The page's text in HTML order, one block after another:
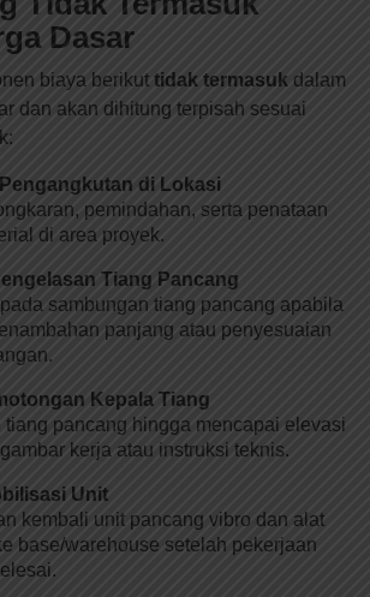
Dasar
biaya berikut tidak termasuk dalam
dan akan dihitung terpisah sesuai
di Lokasi
pemindahan, serta penataan
di area proyek.
Tiang Pancang
sambungan tiang pancang apabila
panjang atau penyesuaian
Kepala Tiang
tiang pancang hingga mencapai elevasi
kerja atau instruksi teknis.
Unit
kembali unit pancang vibro dan alat
base/warehouse setelah pekerjaan